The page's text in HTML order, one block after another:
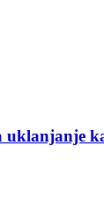
uklanjanje